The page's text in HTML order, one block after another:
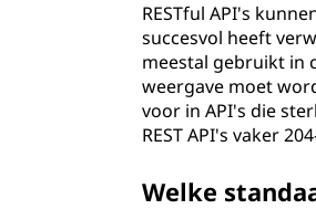
RESTful API's
succesvol heeft
meestal gebruikt in
weergave moet
voor in API's die
REST API's vaker
Welke